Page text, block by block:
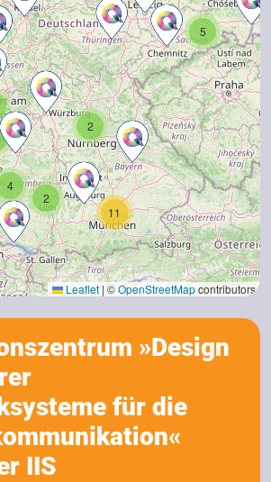
»Design
für die
IIS
2
11
2
4
5
Leaflet | ©OpenStreetMapcontributors